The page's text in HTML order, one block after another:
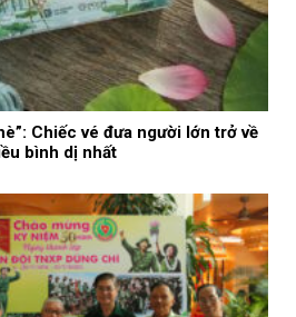
Chiếc vé đưa người lớn trở về
bình dị nhất